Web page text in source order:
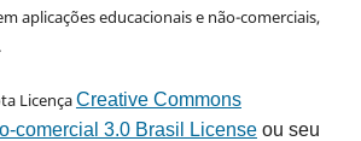
aplicações educacionais e não-comerciais,
LicençaCreative Commons
comercial 3.0 Brasil Licenseou seu